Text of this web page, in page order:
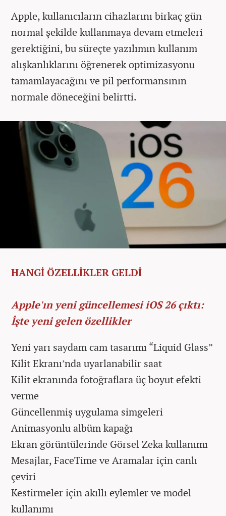
Apple, kullanıcıların cihazlarını birkaç gün
normal şekilde kullanmaya devam etmeleri
gerektiğini, bu süreçte yazılımın kullanım
alışkanlıklarını öğrenerek optimizasyonu
tamamlayacağını ve pil performansının
normale döneceğini belirtti.
HANGİ ÖZELLİKLER GELDİ
Apple'ın yeni güncellemesi iOS 26 çıktı:
İşte yeni gelen özellikler
Yeni yarı saydam cam tasarımı “Liquid Glass”
Kilit Ekranı’nda uyarlanabilir saat
Kilit ekranında fotoğraflara üç boyut efekti
verme
Güncellenmiş uygulama simgeleri
Animasyonlu albüm kapağı
Ekran görüntülerinde Görsel Zeka kullanımı
Mesajlar, FaceTime ve Aramalar için canlı
çeviri
Kestirmeler için akıllı eylemler ve model
kullanımı